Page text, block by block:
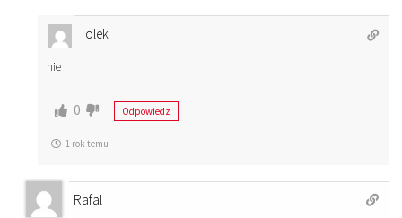
olek
nie
0 Odpowiedz
1 rok temu
Rafal